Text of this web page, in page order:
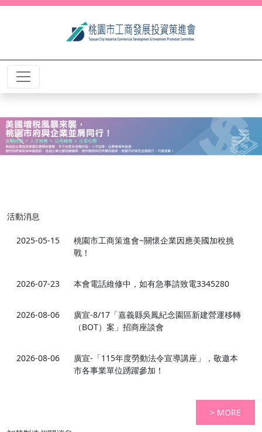
Previous Next
活動消息
2025-05-15
桃園市工商策進會~關懷企業因應美國加稅挑
戰！
2026-07-23 本會電話維修中，如有急事請致電3345280
2026-08-06
廣宣-8/17「嘉義縣吳鳳紀念園區新建營運移轉
（BOT）案」招商座談會
2026-08-06
廣宣-「115年度勞動法令宣導講座」，敬邀本
市各事業單位踴躍參加！
> MORE